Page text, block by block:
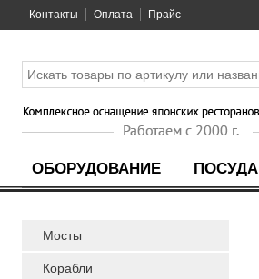
Контакты Оплата Прайс
ОБОРУДОВАНИЕ ПОСУДА
Мосты
Корабли